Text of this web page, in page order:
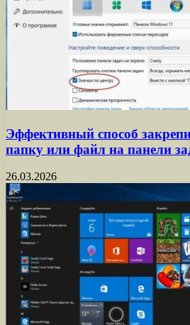
Эффективный способ
папку или файл на панели
26.03.2026